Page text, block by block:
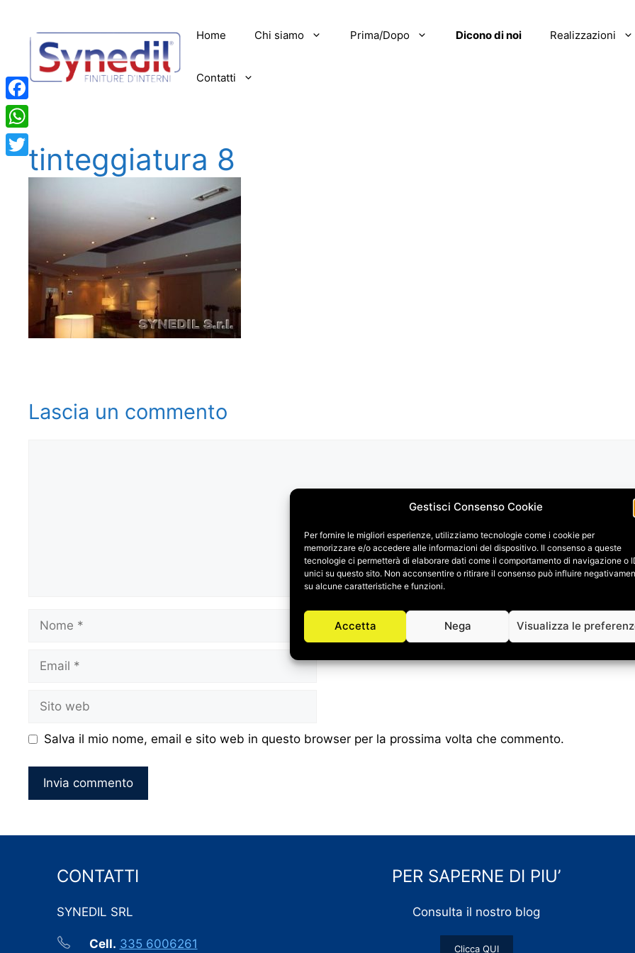
Gestisci Consenso Cookie
Per fornire le migliori esperienze, utilizziamo tecnologie come i cookie per
memorizzare e/o accedere alle informazioni del dispositivo. Il consenso a queste
tecnologie ci permetterà di elaborare dati come il comportamento di navigazione o
unici su questo sito. Non acconsentire o ritirare il consenso può influire
su alcune caratteristiche e funzioni.
Accetta Nega Visualizza le
contenuto
Home Chi siamo Prima/Dopo Dicono di noi Realizzazioni
Contatti
tinteggiatura 8
Lascia un commento
Nome
Email
Sito
web
Salva il mio nome, email e sito web in questo browser per la prossima volta che commento.
CONTATTI
SYNEDIL SRL
Cell. 335 6006261
PER SAPERNE DI PIU’
Consulta il nostro blog
Clicca QUI
Facebook
WhatsApp
Twitter